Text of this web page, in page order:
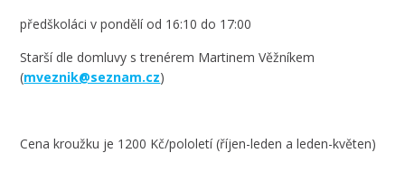
předškoláci v pondělí od 16:10 do 17:00
Starší dle domluvy s trenérem Martinem Věžníkem
(mveznik@seznam.cz)
Cena kroužku je 1200 Kč/pololetí (říjen-leden a leden-květen)